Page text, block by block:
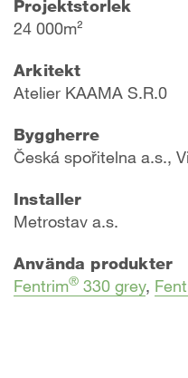
Projektstorlek
24 000m²
Arkitekt
Atelier KAAMA S.R.0
Byggherre
Česká spořitelna a.s.,
Installer
Metrostav a.s.
Använda produkter
Fentrim® 330 grey,